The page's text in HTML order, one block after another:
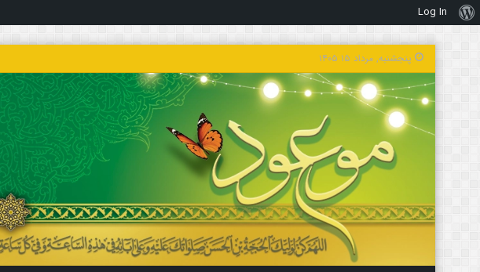
درباره
وردپرس
Log In
پنجشنبه, مرداد ۱۵ ۱۴۰۵